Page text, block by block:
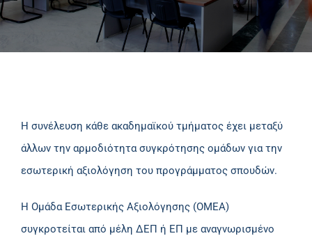
Η συνέλευση κάθε ακαδημαϊκού τμήματος έχει μεταξύ
άλλων την αρμοδιότητα συγκρότησης ομάδων για την
εσωτερική αξιολόγηση του προγράμματος σπουδών.
Η Ομάδα Εσωτερικής Αξιολόγησης (ΟΜΕΑ)
συγκροτείται από μέλη ΔΕΠ ή ΕΠ με αναγνωρισμένο